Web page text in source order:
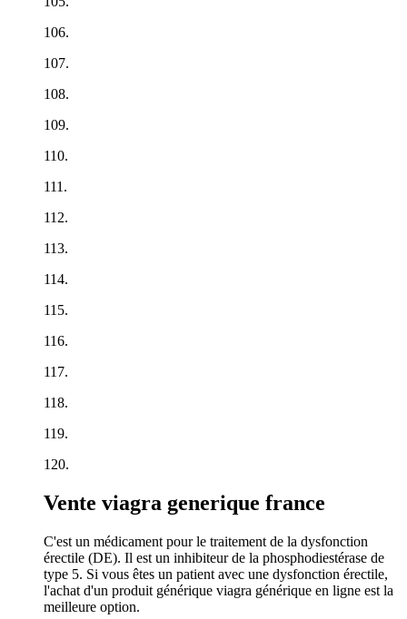
106.
107.
108.
109.
110.
111.
112.
113.
114.
115.
116.
117.
118.
119.
120.
Vente viagra generique france
C'est un médicament pour le traitement de la dysfonction
érectile (DE). Il est un inhibiteur de la phosphodiestérase de
type 5. Si vous êtes un patient avec une dysfonction érectile,
l'achat d'un produit générique viagra générique en ligne est la
meilleure option.